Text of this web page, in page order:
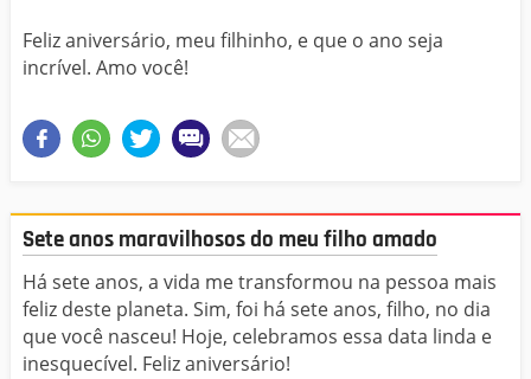
Feliz aniversário, meu filhinho, e que o ano seja
incrível. Amo você!
Sete anos maravilhosos do meu filho amado
Há sete anos, a vida me transformou na pessoa mais
feliz deste planeta. Sim, foi há sete anos, filho, no dia
que você nasceu! Hoje, celebramos essa data linda e
inesquecível. Feliz aniversário!